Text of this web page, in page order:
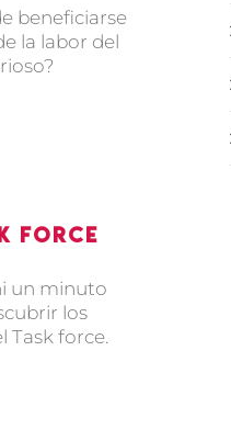
beneficiarse
la labor del
Force
un minuto
los
Task force.